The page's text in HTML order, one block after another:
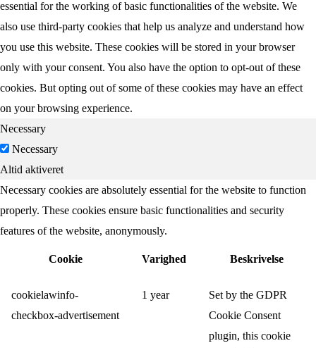
essential for the working of basic functionalities of the website. We
also use third-party cookies that help us analyze and understand how
you use this website. These cookies will be stored in your browser
only with your consent. You also have the option to opt-out of these
cookies. But opting out of some of these cookies may have an effect
on your browsing experience.
Necessary
Necessary
Altid aktiveret
Necessary cookies are absolutely essential for the website to function
properly. These cookies ensure basic functionalities and security
features of the website, anonymously.
Cookie Varighed Beskrivelse
cookielawinfo-
checkbox-advertisement
1 year
Set by the GDPR
Cookie Consent
plugin, this cookie